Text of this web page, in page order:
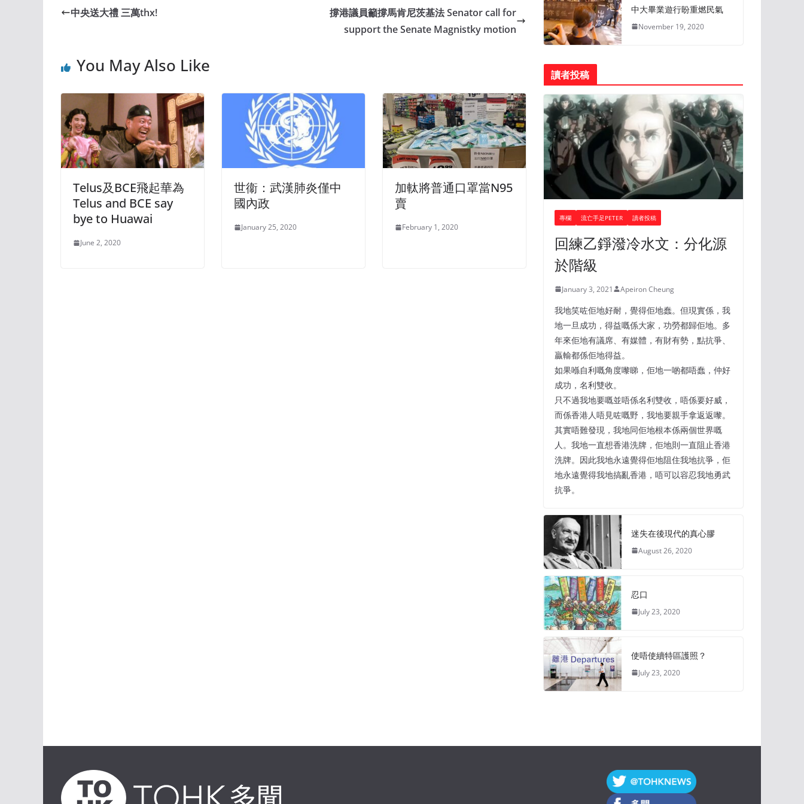
中央送大禮 三萬thx!
撐港議員籲撐馬肯尼茨基法 Senator call for
support the Senate Magnistky motion
You May Also Like
Telus及BCE飛起華為
Telus and BCE say
bye to Huawai
June 2, 2020
世衞：武漢肺炎僅中
國內政
January 25, 2020
加軚將普通口罩當N95
賣
February 1, 2020
中大畢業遊行盼重燃民氣
November 19, 2020
讀者投稿
專欄 流亡手足PETER 讀者投稿
回練乙錚潑冷水文：分化源
於階級
January 3, 2021 Apeiron Cheung
我地笑咗佢地好耐，覺得佢地蠢。但現實係，我
地一旦成功，得益嘅係大家，功勞都歸佢地。多
年來佢地有議席、有媒體，有財有勢，點抗爭、
贏輸都係佢地得益。
如果喺自利嘅角度嚟睇，佢地一啲都唔蠢，仲好
成功，名利雙收。
只不過我地要嘅並唔係名利雙收，唔係要好威，
而係香港人唔見咗嘅野，我地要親手拿返返嚟。
其實唔難發現，我地同佢地根本係兩個世界嘅
人。我地一直想香港洗牌，佢地則一直阻止香港
洗牌。因此我地永遠覺得佢地阻住我地抗爭，佢
地永遠覺得我地搞亂香港，唔可以容忍我地勇武
抗爭。
迷失在後現代的真心膠
August 26, 2020
忍口
July 23, 2020
使唔使續特區護照？
July 23, 2020